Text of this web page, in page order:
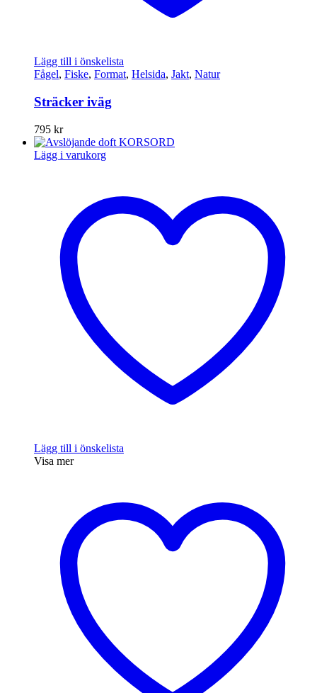
Lägg till i önskelista
Fågel, Fiske, Format, Helsida, Jakt, Natur
Sträcker iväg
795 kr
Lägg i varukorg
Lägg till i önskelista
Visa mer